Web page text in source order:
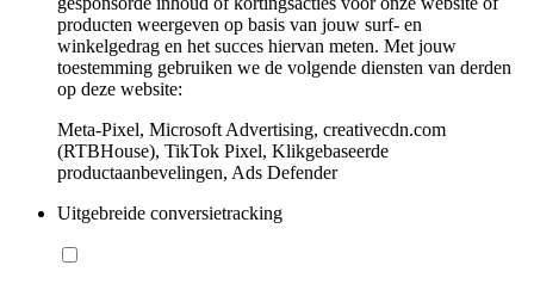
producten weergeven op basis van jouw surf- en
winkelgedrag en het succes hiervan meten. Met jouw
toestemming gebruiken we de volgende diensten van derden
op deze website:
Meta-Pixel, Microsoft Advertising, creativecdn.com
(RTBHouse), TikTok Pixel, Klikgebaseerde
productaanbevelingen, Ads Defender
Uitgebreide conversietracking